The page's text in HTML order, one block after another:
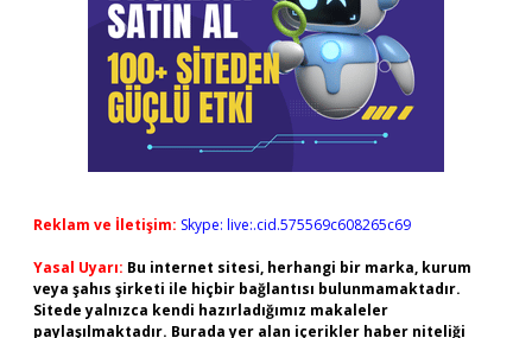
Reklam ve İletişim: Skype: live:.cid.575569c608265c69
Yasal Uyarı: Bu internet sitesi, herhangi bir marka, kurum
veya şahıs şirketi ile hiçbir bağlantısı bulunmamaktadır.
Sitede yalnızca kendi hazırladığımız makaleler
paylaşılmaktadır. Burada yer alan içerikler haber niteliği